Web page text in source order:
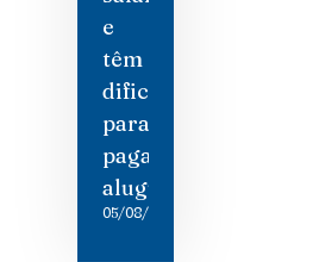
e
têm
dificuldade
para
pagar
aluguel
05/08/2026